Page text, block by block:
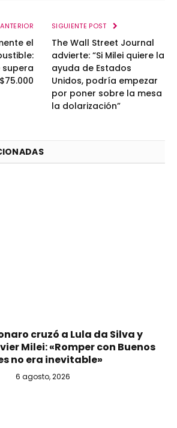
el
SIGUIENTE POST
The Wall Street Journal
advierte: “Si Milei quiere la
ayuda de Estados
Unidos, podría empezar
por poner sobre la mesa
la dolarización”
cruzó a Lula da Silva y
Milei: «Romper con Buenos
no era inevitable»
6 agosto, 2026